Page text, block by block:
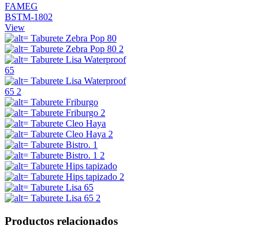
FAMEG
BSTM-1802
View
Productos relacionados